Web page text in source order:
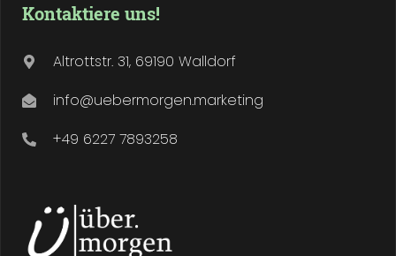
Kontaktiere uns!
Altrottstr. 31, 69190 Walldorf
info@uebermorgen.marketing
+49 6227 7893258